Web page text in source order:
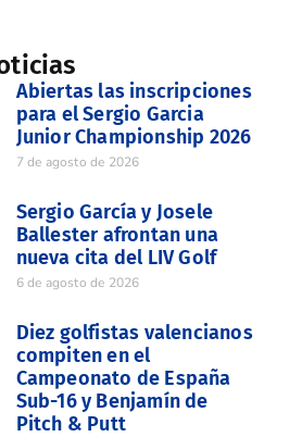
Abiertas las inscripciones
para el Sergio Garcia
Junior Championship 2026
7 de agosto de 2026
Sergio García y Josele
Ballester afrontan una
nueva cita del LIV Golf
6 de agosto de 2026
Diez golfistas valencianos
compiten en el
Campeonato de España
Sub-16 y Benjamín de
Pitch & Putt